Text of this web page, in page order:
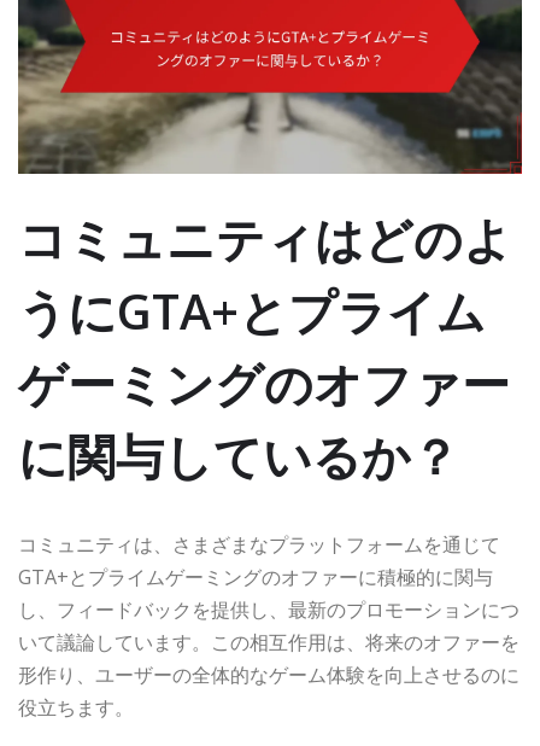
コミュニティはどのよ
うにGTA+とプライム
ゲーミングのオファー
に関与しているか？
コミュニティは、さまざまなプラットフォームを通じて
GTA+とプライムゲーミングのオファーに積極的に関与
し、フィードバックを提供し、最新のプロモーションにつ
いて議論しています。この相互作用は、将来のオファーを
形作り、ユーザーの全体的なゲーム体験を向上させるのに
役立ちます。